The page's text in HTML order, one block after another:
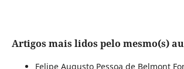
Artigos mais lidos pelo mesmo(s)
Felipe Augusto Pessoa de Belmont